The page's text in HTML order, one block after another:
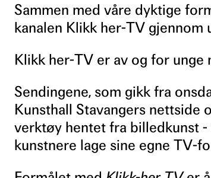
Sammen med våre dyktige
kanalen Klikk her-TV gjennom
Klikk her-TV er av og for unge
Sendingene, som gikk fra
Kunsthall Stavangers nettside
verktøy hentet fra billedkunst
kunstnere lage sine egne TV-